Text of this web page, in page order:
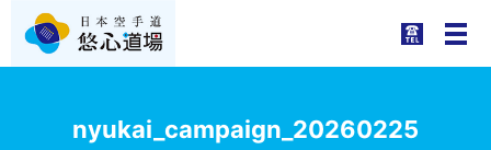
メ
nyukai_campaign_20260225